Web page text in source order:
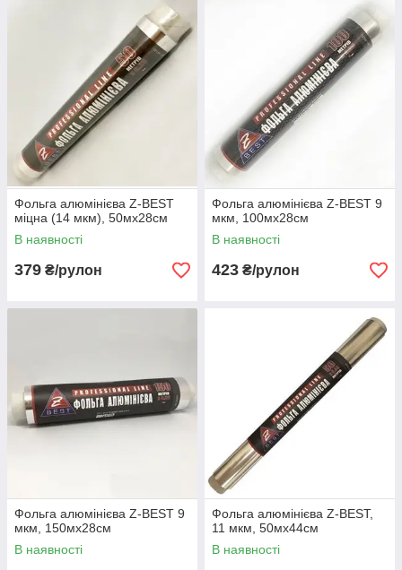
Фольга алюмінієва Z-ВEST
міцна (14 мкм), 50мх28см
В наявності
379 ₴/рулон
Фольга алюмінієва Z-ВЕЅТ 9
мкм, 100мх28см
В наявності
423 ₴/рулон
Фольга алюмінієва Z-ВЕЅТ 9
мкм, 150мх28см
В наявності
Фольга алюмінієва Z-ВЕЅТ,
11 мкм, 50мх44см
В наявності